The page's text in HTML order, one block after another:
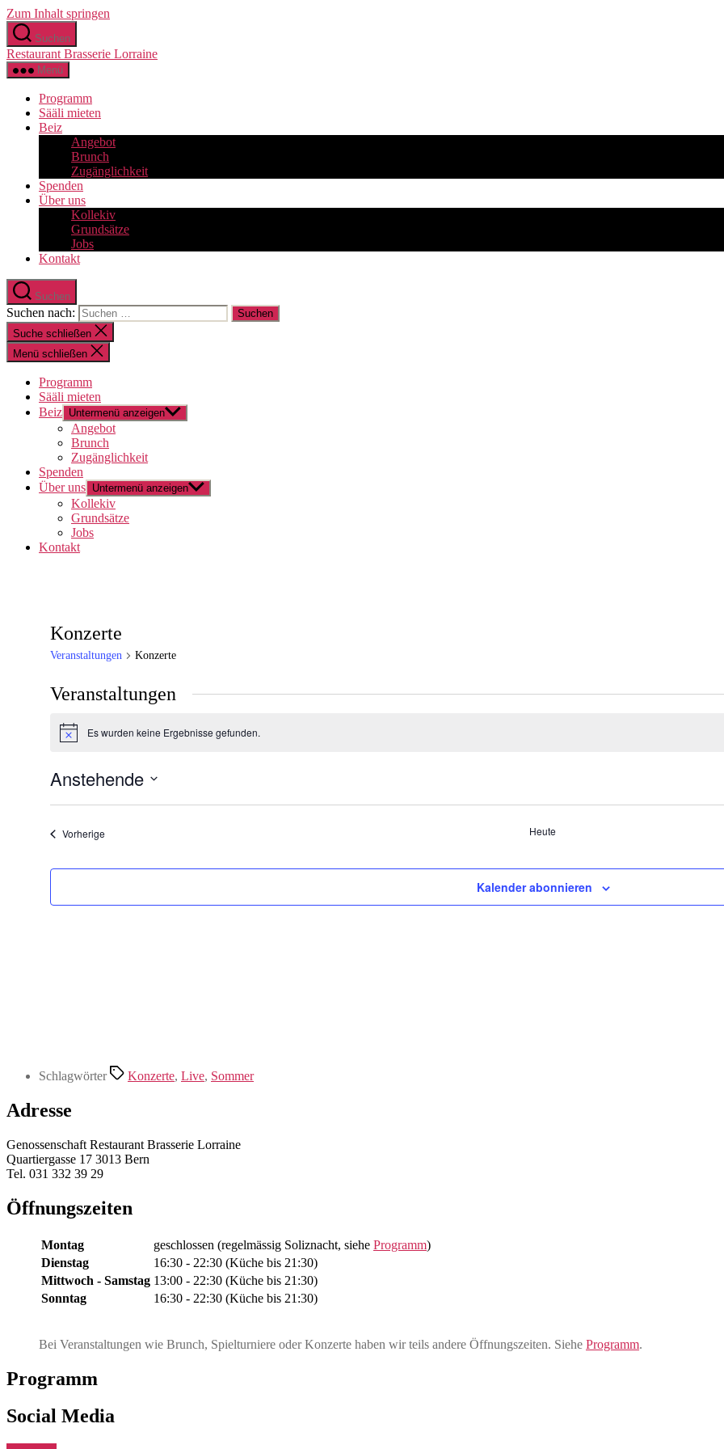
Zum Inhalt springen
Suchen
Restaurant Brasserie Lorraine
Menü
Programm
Sääli mieten
Beiz
Angebot
Brunch
Zugänglichkeit
Spenden
Über uns
Kollekiv
Grundsätze
Jobs
Kontakt
Suchen
Suchen nach:
Suche schließen
Menü schließen
Programm
Sääli mieten
Beiz Untermenü anzeigen
Angebot
Brunch
Zugänglichkeit
Spenden
Über uns Untermenü anzeigen
Kollekiv
Grundsätze
Jobs
Kontakt
Konzerte
Veranstaltungen Konzerte
Veranstaltungen
HinweisEs wurden keine Ergebnisse gefunden.
Anstehende
VorherigeVeranstaltungen Heute
Kalender abonnieren
Schlagwörter Konzerte, Live, Sommer
Adresse
Genossenschaft Restaurant Brasserie Lorraine
Quartiergasse 17 3013 Bern
Tel. 031 332 39 29
Öffnungszeiten
Montag geschlossen (regelmässig Soliznacht, siehe Programm)
Dienstag
16:30 - 22:30 (Küche bis 21:30)
Mittwoch - Samstag 13:00 - 22:30 (Küche bis 21:30)
Sonntag
16:30 - 22:30 (Küche bis 21:30)
Bei Veranstaltungen wie Brunch, Spielturniere oder Konzerte haben wir teils andere Öffnungszeiten. Siehe Programm.
Programm
Social Media